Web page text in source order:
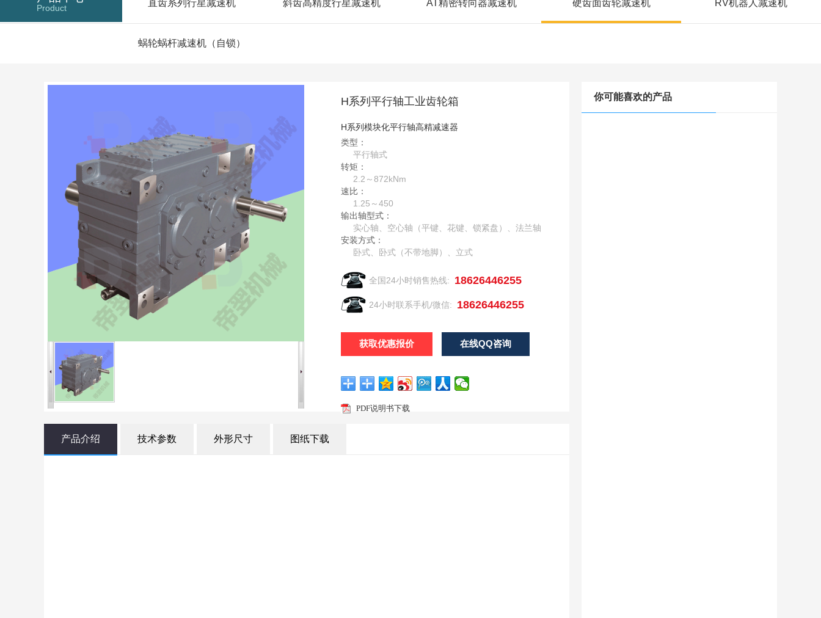
Product 直齿系列行星减速机 斜齿高精度行星减速机 AT精密转向器减速机 硬齿面齿轮减速机 RV机器人减速机
蜗轮蜗杆减速机（自锁）
H系列平行轴工业齿轮箱
H系列模块化平行轴高精减速器
类型：
平行轴式
转矩：
2.2～872kNm
速比：
1.25～450
输出轴型式：
实心轴、空心轴（平键、花键、锁紧盘）、法兰轴
安装方式：
卧式、卧式（不带地脚）、立式
全国24小时销售热线: 18626446255
24小时联系手机/微信:
18626446255
18626446255
获取优惠报价 在线QQ咨询
PDF说明书下载
产品介绍 技术参数 外形尺寸 图纸下载
你可能喜欢的产品